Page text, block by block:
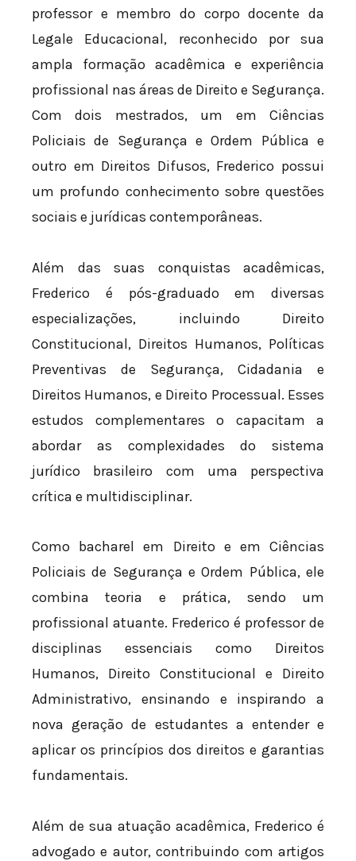
professor e membro do corpo docente da
Legale Educacional, reconhecido por sua
ampla formação acadêmica e experiência
profissional nas áreas de Direito e Segurança.
Com dois mestrados, um em Ciências
Policiais de Segurança e Ordem Pública e
outro em Direitos Difusos, Frederico possui
um profundo conhecimento sobre questões
sociais e jurídicas contemporâneas.
Além das suas conquistas acadêmicas,
Frederico é pós-graduado em diversas
especializações, incluindo Direito
Constitucional, Direitos Humanos, Políticas
Preventivas de Segurança, Cidadania e
Direitos Humanos, e Direito Processual. Esses
estudos complementares o capacitam a
abordar as complexidades do sistema
jurídico brasileiro com uma perspectiva
crítica e multidisciplinar.
Como bacharel em Direito e em Ciências
Policiais de Segurança e Ordem Pública, ele
combina teoria e prática, sendo um
profissional atuante. Frederico é professor de
disciplinas essenciais como Direitos
Humanos, Direito Constitucional e Direito
Administrativo, ensinando e inspirando a
nova geração de estudantes a entender e
aplicar os princípios dos direitos e garantias
fundamentais.
Além de sua atuação acadêmica, Frederico é
advogado e autor, contribuindo com artigos